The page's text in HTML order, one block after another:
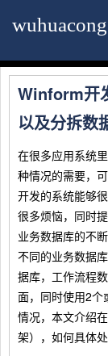
Winform开
以及分拆数
在很多应用系统
种情况的需要，
开发的系统能够
很多烦恼，同时
业务数据库的不
不同的业务数据
据库，工作流程
面，同时使用2个
情况，本文介绍
架），如何具体